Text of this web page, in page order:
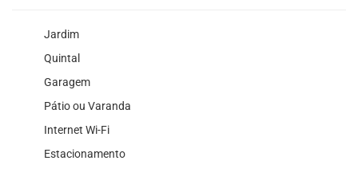
Jardim
Quintal
Garagem
Pátio ou Varanda
Internet Wi-Fi
Estacionamento